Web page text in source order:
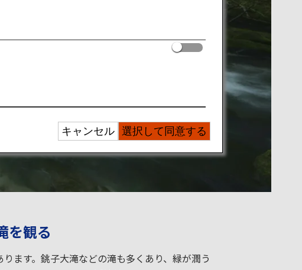
を観る
ます。銚子大滝などの滝も多くあり、緑が潤う
選択して同意する
キャンセル